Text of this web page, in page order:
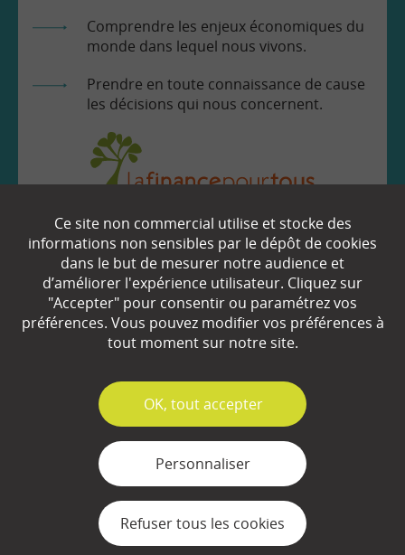
Comprendre les enjeux économiques du
monde dans lequel nous vivons.
Prendre en toute connaissance de cause
les décisions qui nous concernent.
EN SAVOIR
Qui sommes-nous ?
Partenaires
Plan du site
Mentions légales
Gestion des cookies
Ce site non commercial utilise et stocke des
informations non sensibles par le dépôt de cookies
dans le but de mesurer notre audience et
d’améliorer l'expérience utilisateur. Cliquez sur
"Accepter" pour consentir ou paramétrez vos
préférences. Vous pouvez modifier vos préférences à
tout moment sur notre site.
✓
OK, tout accepter
Personnaliser
Refuser tous les cookies